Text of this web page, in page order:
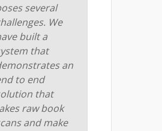
several
We
built a
that
an
to end
that
raw book
and make